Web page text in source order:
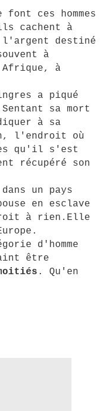
ces hommes
cachent à
l'argent destiné
à
Afrique, à
a piqué
sa mort
à sa
l'endroit où
qu'il s'est
récupéré son
un pays
en esclave
à rien.Elle
d'homme
être
. Qu'en